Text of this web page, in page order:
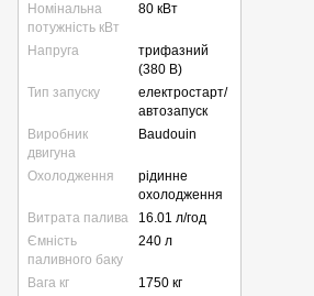
Номінальна
потужність кВт
80 кВт
Напруга
трифазний
(380 В)
Тип запуску
електростарт/
автозапуск
Виробник
двигуна
Baudouin
Охолодження
рідинне
охолодження
Витрата палива
16.01 л/год
Ємність
паливного баку
240 л
Вага кг 1750 кг